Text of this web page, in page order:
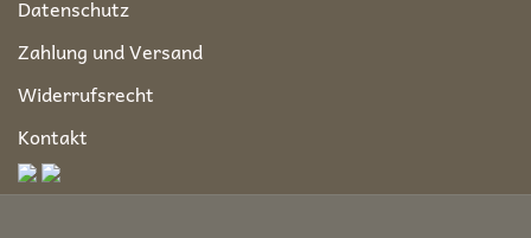
Datenschutz
Zahlung und Versand
Widerrufsrecht
Kontakt